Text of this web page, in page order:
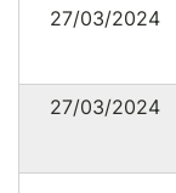
27/03/2024
27/03/2024